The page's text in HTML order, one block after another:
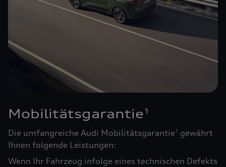
Mobilitätsgarantie1
Die umfangreiche Audi Mobilitätsgarantie1
gewährt
Ihnen folgende Leistungen:
Wenn Ihr Fahrzeug infolge eines technischen Defekts